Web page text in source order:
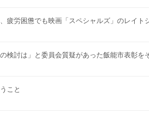
疲労困憊でも映画「スペシャルズ」のレイト
検討は」と委員会質疑があった飯能市表彰を
こと